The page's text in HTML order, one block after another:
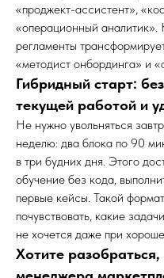
«проджект-ассистент»,
«операционный аналитик».
регламенты
«методист онбординга» и
Гибридный старт:
текущей работой и
Не нужно увольняться
неделю: два блока по 90
в три будних дня. Этого
обучение без кода,
первые кейсы. Такой
почувствовать, какие
не хочется даже при
Хотите